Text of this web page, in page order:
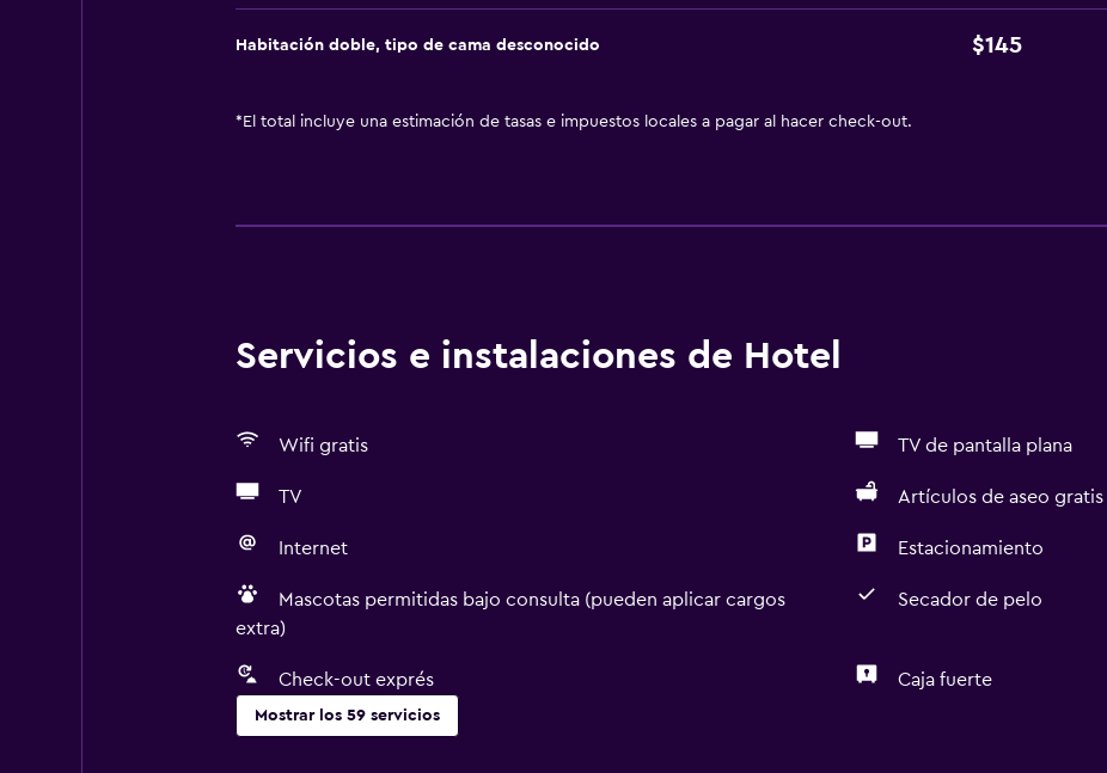
Habitación doble, tipo de cama desconocido $145
* El total incluye una estimación de tasas e impuestos locales a pagar al hacer check-out.
Servicios e instalaciones de Hotel
Wifi gratis TV de pantalla plana
TV Artículos de aseo gratis
Internet Estacionamiento
Mascotas permitidas bajo consulta (pueden aplicar cargos
extra)
Secador de pelo
Check-out exprés Caja fuerte
Mostrar los 59 servicios